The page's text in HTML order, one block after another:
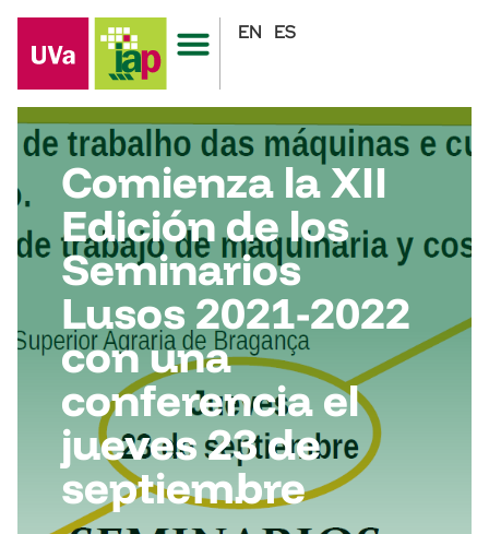
EN ES
Comienza la XII
Edición de los
Seminarios
Lusos 2021-2022
con una
conferencia el
jueves 23 de
septiembre